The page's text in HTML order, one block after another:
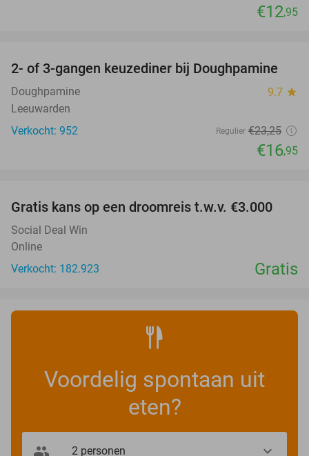
€12,95
27%
2- of 3-gangen keuzediner bij Doughpamine
Doughpamine 9.7 star
Leeuwarden
Verkocht: 952
Regulier €23,25
€16,95
Gratis kans op een droomreis t.w.v. €3.000
Social Deal Win
Online
Verkocht: 182.923
Gratis
Voordelig spontaan uit
eten?